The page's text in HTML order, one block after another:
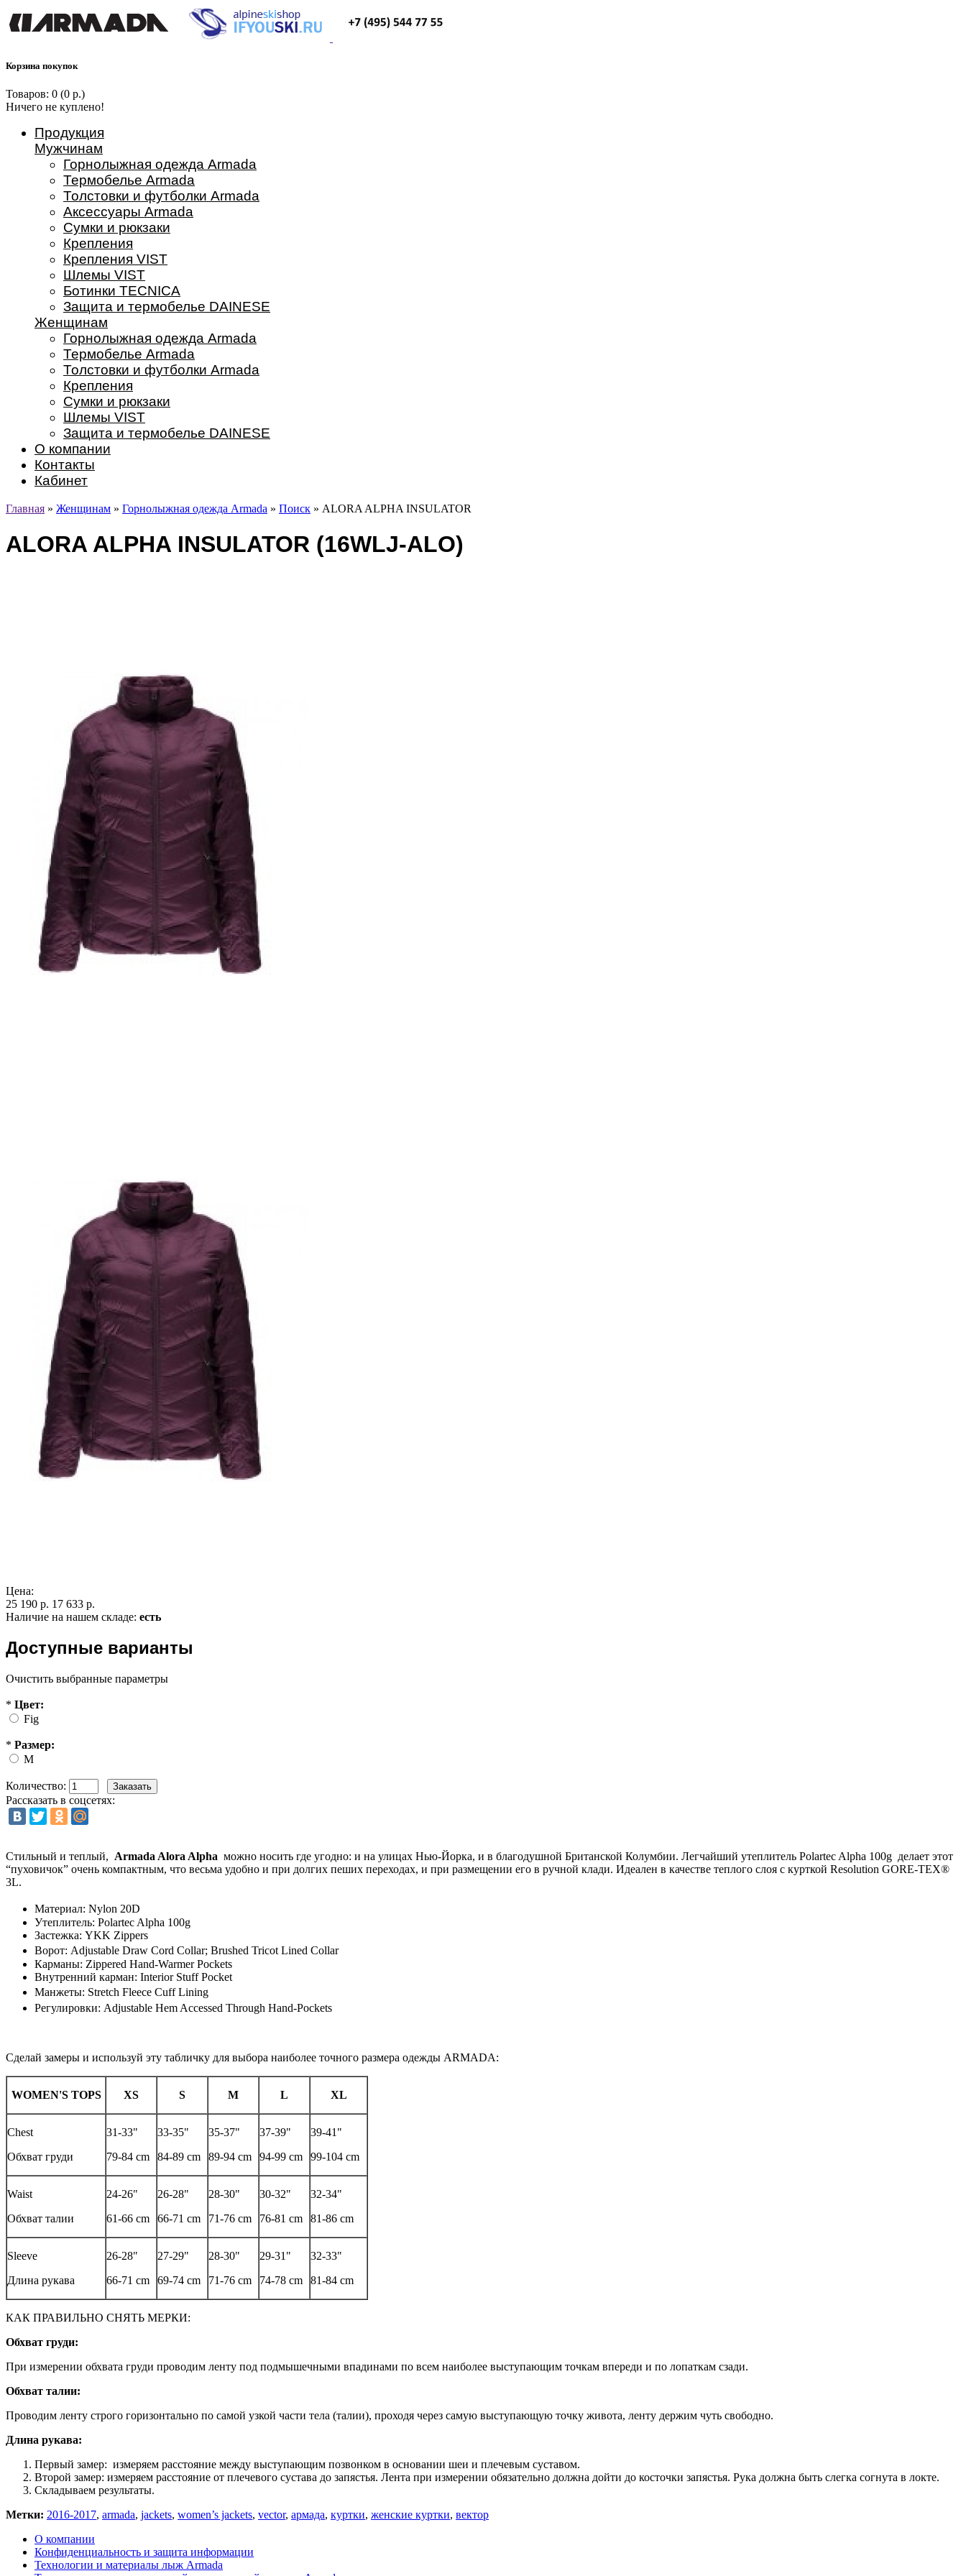
Корзина покупок
Товаров: 0 (0 р.)
Ничего не куплено!
Продукция
Мужчинам
Горнолыжная одежда Armada
Термобелье Armada
Толстовки и футболки Armada
Аксессуары Armada
Сумки и рюкзаки
Крепления
Крепления VIST
Шлемы VIST
Ботинки TECNICA
Защита и термобелье DAINESE
Женщинам
Горнолыжная одежда Armada
Термобелье Armada
Толстовки и футболки Armada
Крепления
Сумки и рюкзаки
Шлемы VIST
Защита и термобелье DAINESE
О компании
Контакты
Кабинет
Главная » Женщинам » Горнолыжная одежда Armada » Поиск » ALORA ALPHA INSULATOR
ALORA ALPHA INSULATOR (16WLJ-ALO)
Цена:
25 190 р. 17 633 р.
Наличие на нашем складе: есть
Доступные варианты
Очистить выбранные параметры
* Цвет:
Fig
* Размер:
M
Количество:
Рассказать в соцсетях:
Стильный и теплый, Armada Alora Alpha можно носить где угодно: и на улицах Нью-Йорка, и в благодушной Британской Колумбии. Легчайший утеплитель Polartec Alpha 100g делает этот
“пуховичок” очень компактным, что весьма удобно и при долгих пеших переходах, и при размещении его в ручной клади. Идеален в качестве теплого слоя с курткой Resolution GORE-TEX®
3L.
Материал: Nylon 20D
Утеплитель: Polartec Alpha 100g
Застежка: YKK Zippers
Ворот: Adjustable Draw Cord Collar; Brushed Tricot Lined Collar
Карманы: Zippered Hand-Warmer Pockets
Внутренний карман: Interior Stuff Pocket
Манжеты: Stretch Fleece Cuff Lining
Регулировки: Adjustable Hem Accessed Through Hand-Pockets
Сделай замеры и используй эту табличку для выбора наиболее точного размера одежды ARMADA:
WOMEN'S TOPS XS S M L XL
Chest
Обхват груди
31-33"
79-84 cm
33-35"
84-89 cm
35-37"
89-94 cm
37-39"
94-99 cm
39-41"
99-104 cm
Waist
Обхват талии
24-26"
61-66 cm
26-28"
66-71 cm
28-30"
71-76 cm
30-32"
76-81 cm
32-34"
81-86 cm
Sleeve
Длина рукава
26-28"
66-71 cm
27-29"
69-74 cm
28-30"
71-76 cm
29-31"
74-78 cm
32-33"
81-84 cm
КАК ПРАВИЛЬНО СНЯТЬ МЕРКИ:
Обхват груди:
При измерении обхвата груди проводим ленту под подмышечными впадинами по всем наиболее выступающим точкам впереди и по лопаткам сзади.
Обхват талии:
Проводим ленту строго горизонтально по самой узкой части тела (талии), проходя через самую выступающую точку живота, ленту держим чуть свободно.
Длина рукава:
Первый замер: измеряем расстояние между выступающим позвонком в основании шеи и плечевым суставом.
Второй замер: измеряем расстояние от плечевого сустава до запястья. Лента при измерении обязательно должна дойти до косточки запястья. Рука должна быть слегка согнута в локте.
Складываем результаты.
Метки: 2016-2017, armada, jackets, women’s jackets, vector, армада, куртки, женские куртки, вектор
О компании
Конфиденциальность и защита информации
Технологии и материалы лыж Armada